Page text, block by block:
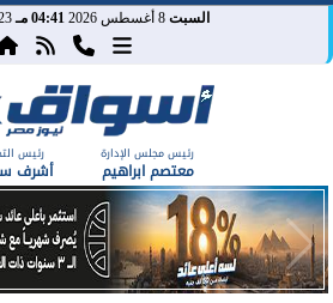
السبت 8 أغسطس 2026 04:41 مـ 23 صفر
رئيس مجلس الإدارة
معتصم ابراهيم
رئيس
أشرف